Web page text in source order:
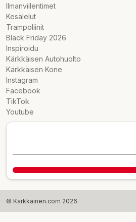
Ilmanviilentimet
Kesälelut
Trampoliinit
Black Friday 2026
Inspiroidu
Kärkkäisen Autohuolto
Kärkkäisen Kone
Instagram
Facebook
TikTok
Youtube
© Karkkainen.com 2026